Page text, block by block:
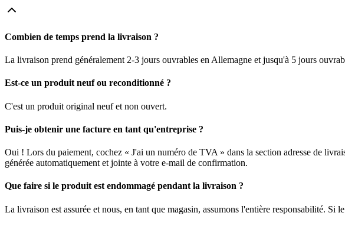
Combien de temps prend la livraison ?
La livraison prend généralement 2-3 jours ouvrables en Allemagne et jusqu'à 5 jours
Est-ce un produit neuf ou reconditionné ?
C'est un produit original neuf et non ouvert.
Puis-je obtenir une facture en tant qu'entreprise ?
Oui ! Lors du paiement, cochez « J'ai un numéro de TVA » dans la section adresse de
générée automatiquement et jointe à votre e-mail de confirmation.
Que faire si le produit est endommagé pendant la livraison ?
La livraison est assurée et nous, en tant que magasin, assumons l'entière responsabilité. Si